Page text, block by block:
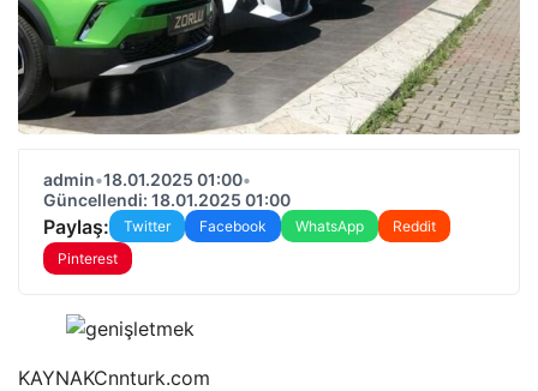
admin•18.01.2025 01:00•
Güncellendi: 18.01.2025 01:00
Paylaş: Twitter Facebook WhatsApp
Reddit
Pinterest
KAYNAKCnnturk.com